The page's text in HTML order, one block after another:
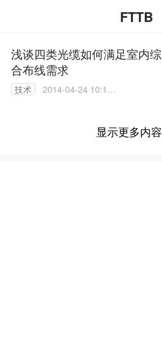
FTTB
浅谈四类光缆如何满足室内综
合布线需求
技术
2014-04-24 10:13:
显示更多内容